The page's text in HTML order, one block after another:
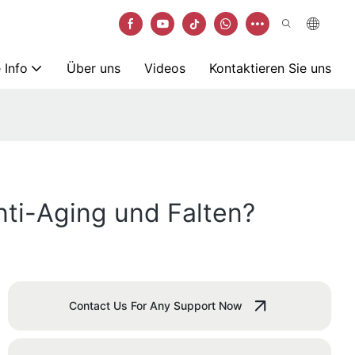
Info Über uns Videos Kontaktieren Sie uns
Aging und Falten?
Contact Us For Any Support Now